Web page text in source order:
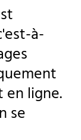
à-
en ligne.
se